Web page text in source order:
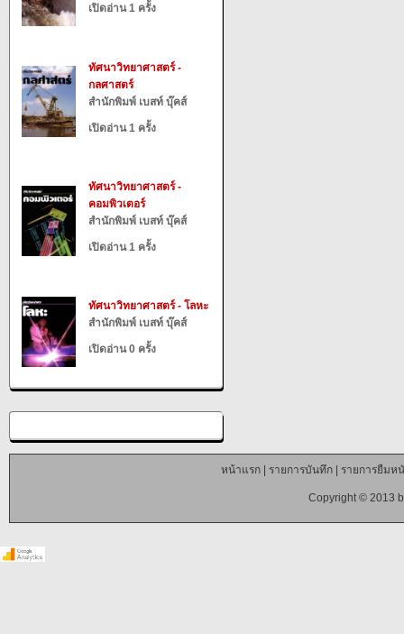
เปิดอ่าน 1 ครั้ง
ทัศนาวิทยาศาสตร์ -
กลศาสตร์
สำนักพิมพ์ เบสท์ บุ๊คส์
เปิดอ่าน 1 ครั้ง
ทัศนาวิทยาศาสตร์ -
คอมพิวเตอร์
สำนักพิมพ์ เบสท์ บุ๊คส์
เปิดอ่าน 1 ครั้ง
ทัศนาวิทยาศาสตร์ - โลหะ
สำนักพิมพ์ เบสท์ บุ๊คส์
เปิดอ่าน 0 ครั้ง
หน้าแรก| รายการบันทึก| รายการยืมห
Copyright © 2013